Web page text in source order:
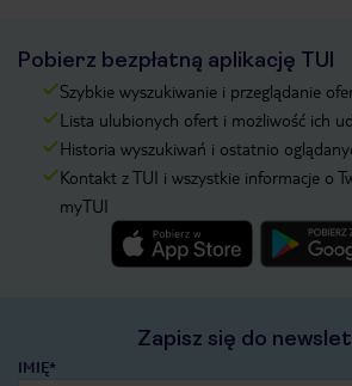
Pobierz bezpłatną aplikację TUI
Szybkie wyszukiwanie i przeglądanie
Lista ulubionych ofert i możliwość ich
Historia wyszukiwań i ostatnio
Kontakt z TUI i wszystkie informacje o
myTUI
Zapisz się do
IMIĘ*